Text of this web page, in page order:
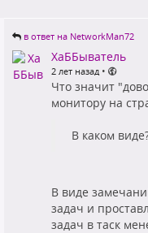
в ответ на NetworkMan72
ХаББыватель
2 лет назад •
Что значит
монитору на
В каком
В виде
задач и
задач в таск